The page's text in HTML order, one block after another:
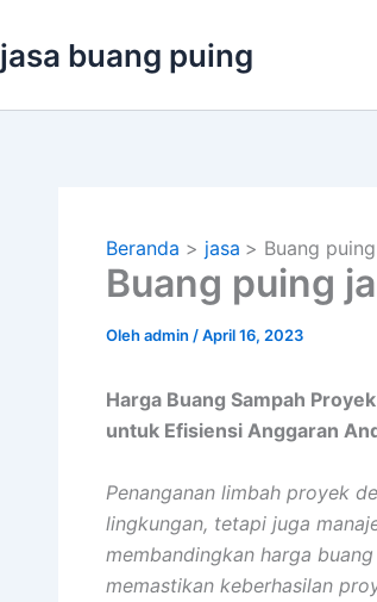
jasa buang puing
Beranda jasa Buang
Buang puing
Olehadmin /April 16, 2023
Harga Buang Sampah
untuk Efisiensi Anggaran
Penanganan limbah proyek
lingkungan, tetapi juga
membandingkan harga
memastikan keberhasilan